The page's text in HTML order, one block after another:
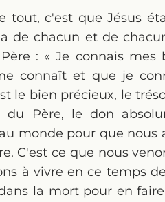
tout, c'est que Jésus
de chacun et de
: « Je connais mes
connaît et que je
le bien précieux, le
Père, le don
monde pour que nous
C'est ce que nous
à vivre en ce temps
la mort pour en